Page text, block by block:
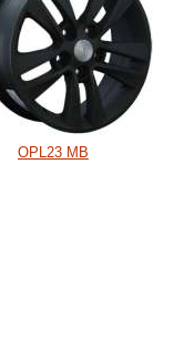
OPL23 MB